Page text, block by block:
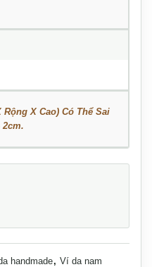
X Cao) Có Thể Sai
2cm.
Lano VDNTK021 số lượng
handmade, Ví da nam